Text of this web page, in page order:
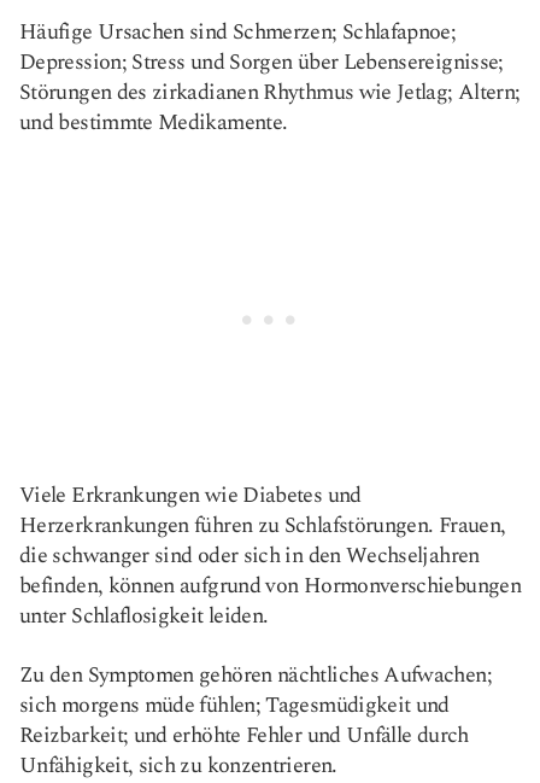
Häufige Ursachen sind Schmerzen; Schlafapnoe;
Depression; Stress und Sorgen über Lebensereignisse;
Störungen des zirkadianen Rhythmus wie Jetlag; Altern;
und bestimmte Medikamente.
Viele Erkrankungen wie Diabetes und
Herzerkrankungen führen zu Schlafstörungen. Frauen,
die schwanger sind oder sich in den Wechseljahren
befinden, können aufgrund von Hormonverschiebungen
unter Schlaflosigkeit leiden.
Zu den Symptomen gehören nächtliches Aufwachen;
sich morgens müde fühlen; Tagesmüdigkeit und
Reizbarkeit; und erhöhte Fehler und Unfälle durch
Unfähigkeit, sich zu konzentrieren.